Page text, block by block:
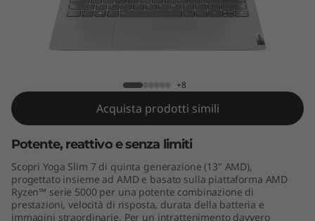
A
M
D
+8
Acquista prodotti simili
Potente, reattivo e senza limiti
Scopri Yoga Slim 7 di quinta generazione (13" AMD),
progettato insieme ad AMD e basato sulla piattaforma AMD
Ryzen™ serie 5000 per una potente combinazione di
prestazioni, velocità di risposta, durata della batteria e
immagini straordinarie. Per un intrattenimento davvero